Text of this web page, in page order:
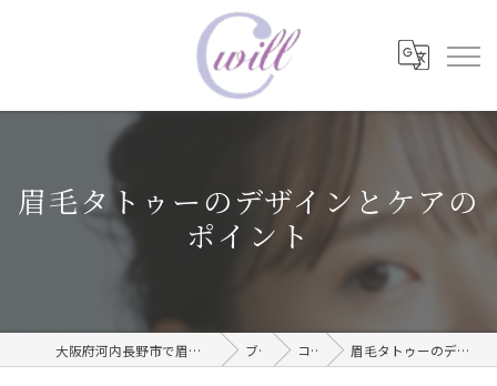
眉毛タトゥーのデザインとケアの
ポイント
大阪府河内長野市で眉毛タトゥーならwill care サロン ブログ コラム 眉毛タトゥーのデザインとケアのポイント